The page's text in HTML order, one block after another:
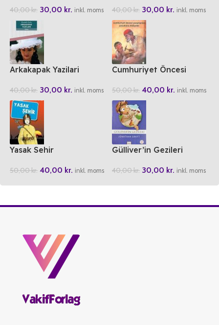
40,00kr. 30,00 kr. inkl. moms 40,00kr. 30,00 kr. inkl. moms
Arkakapak Yazilari
40,00kr. 30,00 kr. inkl. moms
Cumhuriyet Öncesi
Hikayeler
50,00kr. 40,00 kr. inkl. moms
Yasak Sehir
50,00kr. 40,00 kr. inkl. moms
Gülliver’in Gezileri
40,00kr. 30,00 kr. inkl. moms